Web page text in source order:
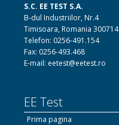
S.C. EE TEST S.A.
B-dul Industriilor, Nr.4
Timisoara, Romania 300714
Telefon: 0256-491.154
Fax: 0256-493.468
E-mail: eetest@eetest.ro
EE Test
Prima pagina